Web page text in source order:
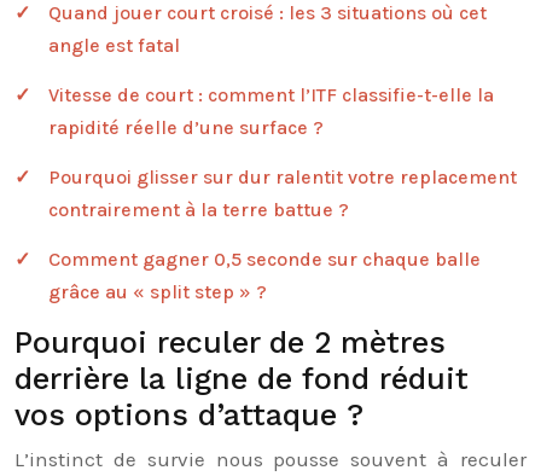
Quand jouer court croisé : les 3 situations où cet
angle est fatal
Vitesse de court : comment l’ITF classifie-t-elle la
rapidité réelle d’une surface ?
Pourquoi glisser sur dur ralentit votre replacement
contrairement à la terre battue ?
Comment gagner 0,5 seconde sur chaque balle
grâce au « split step » ?
Pourquoi reculer de 2 mètres
derrière la ligne de fond réduit
vos options d’attaque ?
L’instinct de survie nous pousse souvent à reculer